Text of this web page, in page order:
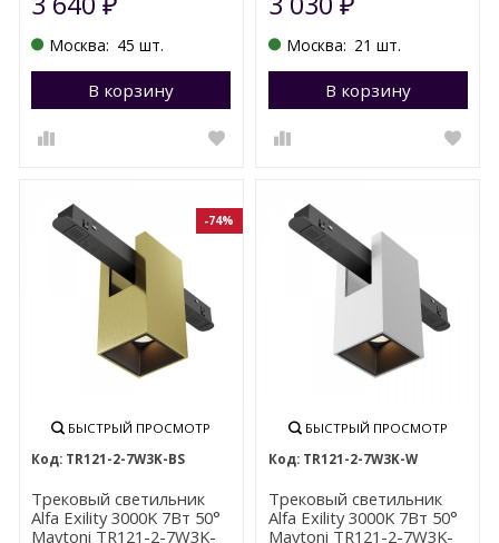
₽
Москва: 45 шт.
В корзину Перейти в корзину
₽
Москва: 21 шт.
В корзину
-74%
БЫСТРЫЙ ПРОСМОТР
TR121-2-7W3K-BS
Трековый светильник
Alfa Exility 3000K 7Вт 50°
Maytoni TR121-2-7W3K-
БЫСТРЫЙ ПРОСМОТР
TR121-2-7W3K-W
Трековый светильник
Alfa Exility 3000K 7Вт 50°
Maytoni TR121-2-7W3K-